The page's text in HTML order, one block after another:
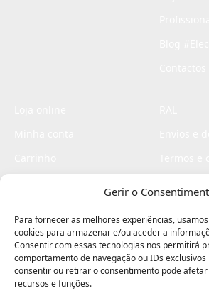
Gerir o
Para fornecer as melhores experiências,
cookies para armazenar e/ou aceder a
Consentir com essas tecnologias nos permitirá
comportamento de navegação ou IDs exclusivos
consentir ou retirar o consentimento pode
recursos e funções.
Livro de